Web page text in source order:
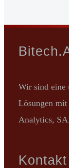
Wir sind eine
Lösungen
Analytics,
Kontakt